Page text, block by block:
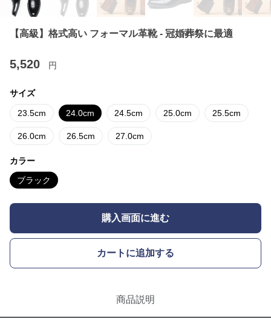
【高級】格式高い フォーマル革靴 - 冠婚葬祭に最適
5,520 円
サイズ
23.5cm 24.0cm 24.5cm 25.0cm 25.5cm
26.0cm 26.5cm 27.0cm
カラー
ブラック
購入画面に進む
カートに追加する
商品説明